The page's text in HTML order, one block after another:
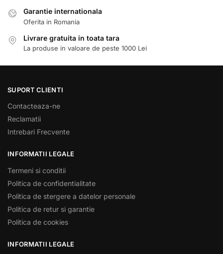
Garantie internationala
Oferita in Romania
Livrare gratuita in toata tara
La produse in valoare de peste 1000 Lei
SUPORT CLIENTI
Contacteaza-ne
Reclamatii
Intrebari Frecvente
INFORMATII LEGALE
Termeni si conditii
Politica de confidentialitate
Politica de stergere a datelor personale
Politica de retur si garantie
Politica de cookies
INFORMATII LEGALE